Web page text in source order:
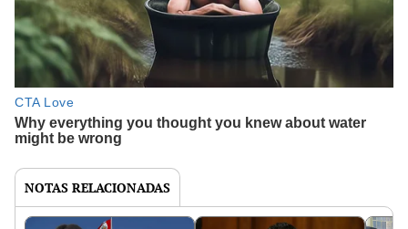
NOTAS RELACIONADAS